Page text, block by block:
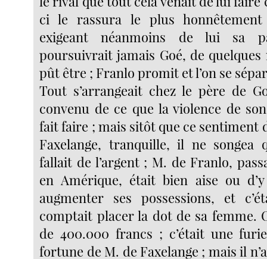
ci le rassura le plus
exigeant néanmoins de lui sa
poursuivrait jamais Goé, de quelques
pût être ; Franlo promit et l’on se
Tout s’arrangeait chez le père de
convenu de ce que la violence de
fait faire ; mais sitôt que ce sentiment
Faxelange, tranquille, il ne songea
fallait de l’argent ; M. de Franlo,
en Amérique, était bien aise ou
augmenter ses possessions, et
comptait placer la dot de sa femme.
de 400.000 francs ; c’était une
fortune de M. de Faxelange ; mais il